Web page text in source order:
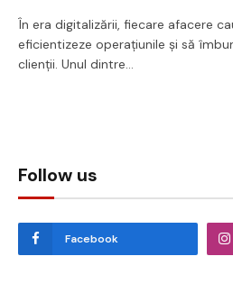
În era digitalizării, fiecare afacere
eficientizeze operațiunile și să
clienții. Unul dintre…
Follow us
Facebook